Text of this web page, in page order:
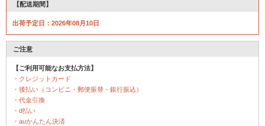
【配送期間】
出荷予定日：2026年08月10日
ご注意
【ご利用可能なお支払方法】
・クレジットカード
・後払い（コンビニ・郵便振替・銀行振込）
・代金引換
・d払い
・auかんたん決済